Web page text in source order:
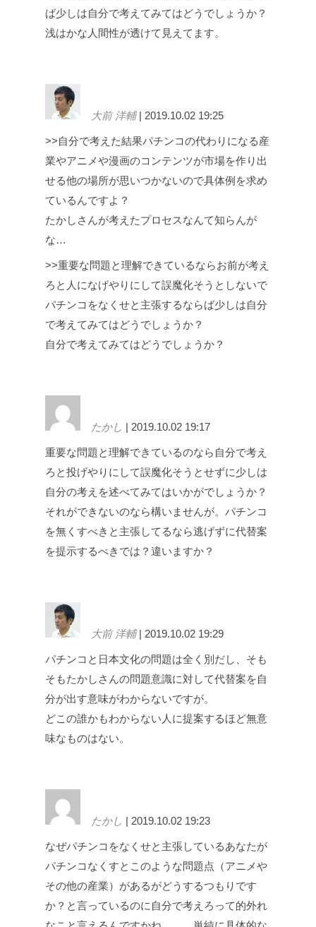
ば少しは自分で考えてみてはどうでしょうか？
浅はかな人間性が透けて見えてます。
大前 洋輔| 2019.10.02 19:25
>>自分で考えた結果パチンコの代わりになる産
業やアニメや漫画のコンテンツが市場を作り出
せる他の場所が思いつかないので具体例を求め
ているんですよ？
たかしさんが考えたプロセスなんて知らんが
な…
>>重要な問題と理解できているならお前が考え
ろと人になげやりにして誤魔化そうとしないで
パチンコをなくせと主張するならば少しは自分
で考えてみてはどうでしょうか？
自分で考えてみてはどうでしょうか？
たかし | 2019.10.02 19:17
重要な問題と理解できているのなら自分で考え
ろと投げやりにして誤魔化そうとせずに少しは
自分の考えを述べてみてはいかがでしょうか？
それができないのなら構いませんが。パチンコ
を無くすべきと主張してるなら逃げずに代替案
を提示するべきでは？違いますか？
大前 洋輔| 2019.10.02 19:29
パチンコと日本文化の問題は全く別だし、そも
そもたかしさんの問題意識に対して代替案を自
分が出す意味がわからないですが。
どこの誰かもわからない人に提案するほど無意
味なものはない。
たかし | 2019.10.02 19:23
なぜパチンコをなくせと主張しているあなたが
パチンコなくすとこのような問題点（アニメや
その他の産業）があるがどうするつもりです
か？と言っているのに自分で考えろって的外れ